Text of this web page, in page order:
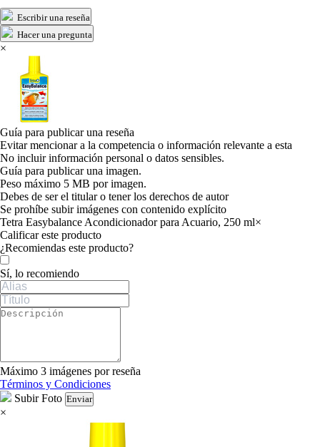
Escribir una reseña
Hacer una pregunta
×
Guía para publicar una reseña
Evitar mencionar a la competencia o información relevante a esta
No incluir información personal o datos sensibles.
Guía para publicar una imagen.
Peso máximo 5 MB por imagen.
Debes de ser el titular o tener los derechos de autor
Se prohíbe subir imágenes con contenido explícito
Tetra Easybalance Acondicionador para Acuario, 250 ml×
Calificar este producto
Tu valoración
¿Recomiendas este producto?
Sí, lo recomiendo
Máximo 3 imágenes por reseña
Términos y Condiciones
Subir Foto Enviar
×